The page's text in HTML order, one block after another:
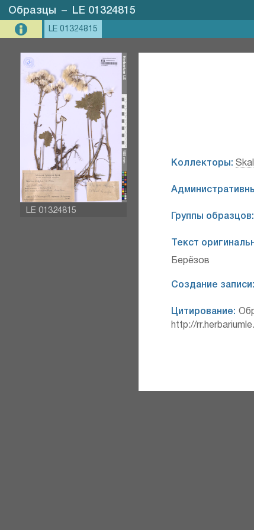
Образцы – LE 01324815
LE 01324815
LE 01324815
Коллекторы:
Группы образцов:
Текст
Берёзов
Создание записи:
Цитирование:
http://